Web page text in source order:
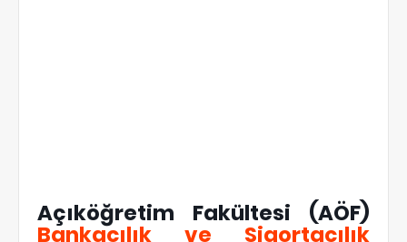
Açıköğretim Fakültesi (AÖF)
Bankacılık ve Sigortacılık